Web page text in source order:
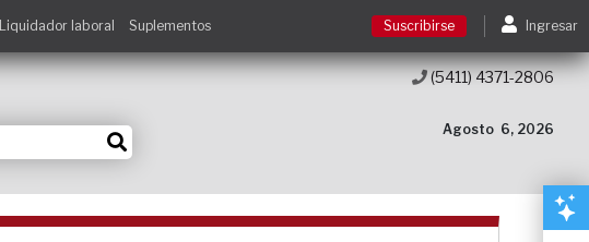
Suscribirse
Acceso a cursos
Liquidador laboral Suplementos Suscribirse Ingresar
Agosto 6, 2026
(5411) 4371-2806